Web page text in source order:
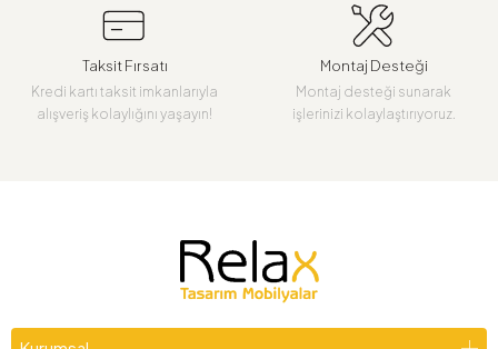
Taksit Fırsatı
Kredi kartı taksit imkanlarıyla
alışveriş kolaylığını yaşayın!
Montaj Desteği
Montaj desteği sunarak
işlerinizi kolaylaştırıyoruz.